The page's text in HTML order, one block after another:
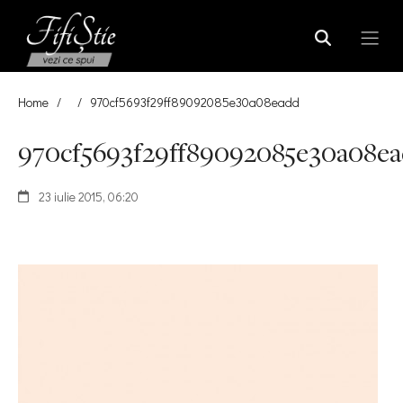
Home / / 970cf5693f29ff89092085e30a08eadd
23 iulie 2015, 06:20